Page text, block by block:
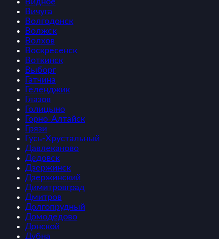
Видное
Вичуга
Волгодонск
Волжск
Волхов
Воскресенск
Воткинск
Выборг
Гатчина
Геленджик
Глазов
Голицыно
Горно-Алтайск
Грязи
Гусь-Хрустальный
Давлеканово
Дедовск
Дзержинск
Дзержинский
Димитровград
Дмитров
Долгопрудный
Домодедово
Донской
Дубна